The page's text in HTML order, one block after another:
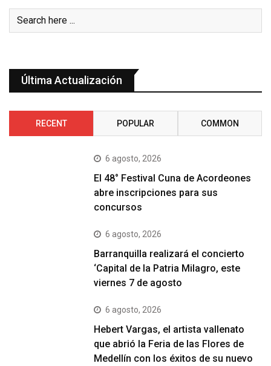
Última Actualización
RECENT POPULAR COMMON
6 agosto, 2026
El 48° Festival Cuna de Acordeones
abre inscripciones para sus
concursos
6 agosto, 2026
Barranquilla realizará el concierto
‘Capital de la Patria Milagro, este
viernes 7 de agosto
6 agosto, 2026
Hebert Vargas, el artista vallenato
que abrió la Feria de las Flores de
Medellín con los éxitos de su nuevo